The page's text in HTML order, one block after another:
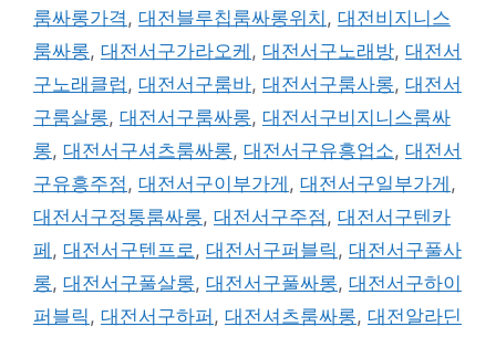
룸싸롱가격, 대전블루칩룸싸롱위치 , 대전비지니스
룸싸롱, 대전서구가라오케 , 대전서구노래방, 대전서
구노래클럽, 대전서구룸바, 대전서구룸사롱, 대전서
구룸살롱, 대전서구룸싸롱, 대전서구비지니스룸싸
롱, 대전서구셔츠룸싸롱, 대전서구유흥업소, 대전서
구유흥주점, 대전서구이부가게 , 대전서구일부가게 ,
대전서구정통룸싸롱, 대전서구주점, 대전서구텐카
페 , 대전서구텐프로, 대전서구퍼블릭, 대전서구풀사
롱, 대전서구풀살롱, 대전서구풀싸롱, 대전서구하이
퍼블릭, 대전서구하퍼 , 대전셔츠룸싸롱, 대전알라딘